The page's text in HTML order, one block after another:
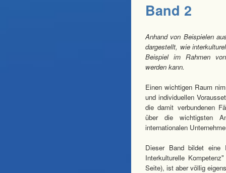
Band 2
Anhand von Beispielen
dargestellt, wie
Beispiel im Rahmen
werden kann.
Einen wichtigen Raum
und individuellen
die damit verbundenen
über die wichtigsten
internationalen
Dieser Band bildet eine
Interkulturelle
Seite), ist aber völlig